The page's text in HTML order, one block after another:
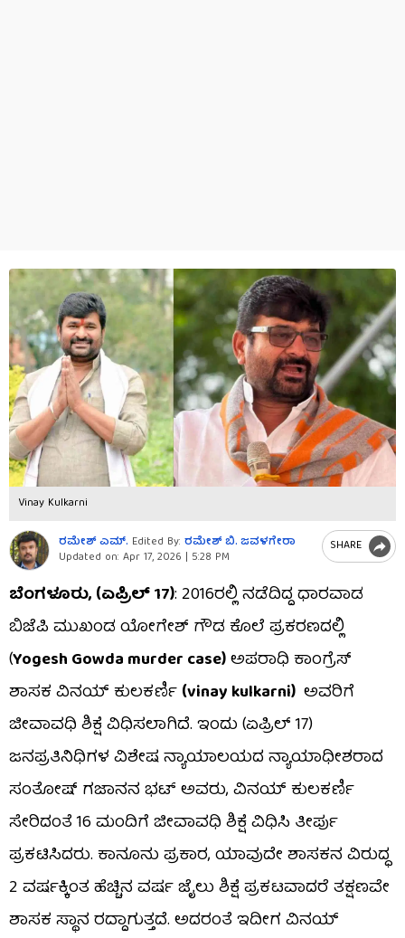
Vinay Kulkarni
ರಮೇಶ್​ ಎಮ್​. Edited By: ರಮೇಶ್ ಬಿ. ಜವಳಗೇರಾ
Updated on: Apr 17, 2026 | 5:28 PM
SHARE
ಬೆಂಗಳೂರು, (ಏಪ್ರಿಲ್ 17): 2016ರಲ್ಲಿ ನಡೆದಿದ್ದ ಧಾರವಾಡ
ಬಿಜೆಪಿ ಮುಖಂಡ ಯೋಗೇಶ್ ಗೌಡ ಕೊಲೆ ಪ್ರಕರಣದಲ್ಲಿ
(Yogesh Gowda murder case)ಅಪರಾಧಿ ಕಾಂಗ್ರೆಸ್
ಶಾಸಕ ವಿನಯ್ ಕುಲಕರ್ಣಿ(vinay kulkarni) ಅವರಿಗೆ
ಜೀವಾವಧಿ ಶಿಕ್ಷೆ ವಿಧಿಸಲಾಗಿದೆ. ಇಂದು (ಏಪ್ರಿಲ್ 17)
ಜನಪ್ರತಿನಿಧಿಗಳ ವಿಶೇಷ ನ್ಯಾಯಾಲಯದ ನ್ಯಾಯಾಧೀಶರಾದ
ಸಂತೋಷ್ ಗಜಾನನ ಭಟ್ ಅವರು, ವಿನಯ್ ಕುಲಕರ್ಣಿ
ಸೇರಿದಂತೆ 16 ಮಂದಿಗೆ ಜೀವಾವಧಿ ಶಿಕ್ಷೆ ವಿಧಿಸಿ ತೀರ್ಪು
ಪ್ರಕಟಿಸಿದರು. ಕಾನೂನು ಪ್ರಕಾರ, ಯಾವುದೇ ಶಾಸಕನ ವಿರುದ್ಧ
2 ವರ್ಷಕ್ಕಿಂತ ಹೆಚ್ಚಿನ ವರ್ಷ ಜೈಲು ಶಿಕ್ಷೆ ಪ್ರಕಟವಾದರೆ ತಕ್ಷಣವೇ
ಶಾಸಕ ಸ್ಥಾನ ರದ್ದಾಗುತ್ತದೆ. ಅದರಂತೆ ಇದೀಗ ವಿನಯ್